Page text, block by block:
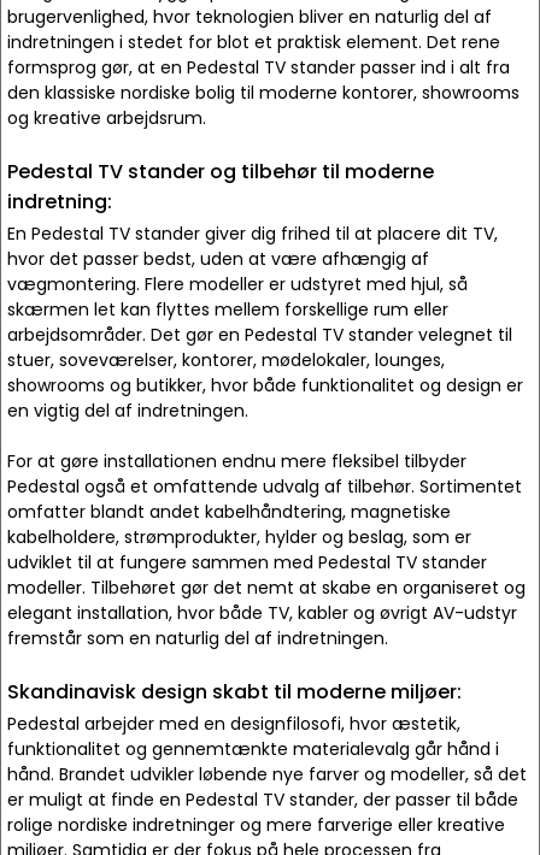
brugervenlighed, hvor teknologien bliver en naturlig del af
indretningen i stedet for blot et praktisk element. Det rene
formsprog gør, at en Pedestal TV stander passer ind i alt fra
den klassiske nordiske bolig til moderne kontorer, showrooms
og kreative arbejdsrum.
Pedestal TV stander og tilbehør til moderne
indretning:
En Pedestal TV stander giver dig frihed til at placere dit TV,
hvor det passer bedst, uden at være afhængig af
vægmontering. Flere modeller er udstyret med hjul, så
skærmen let kan flyttes mellem forskellige rum eller
arbejdsområder. Det gør en Pedestal TV stander velegnet til
stuer, soveværelser, kontorer, mødelokaler, lounges,
showrooms og butikker, hvor både funktionalitet og design er
en vigtig del af indretningen.
For at gøre installationen endnu mere fleksibel tilbyder
Pedestal også et omfattende udvalg af tilbehør. Sortimentet
omfatter blandt andet kabelhåndtering, magnetiske
kabelholdere, strømprodukter, hylder og beslag, som er
udviklet til at fungere sammen med Pedestal TV stander
modeller. Tilbehøret gør det nemt at skabe en organiseret og
elegant installation, hvor både TV, kabler og øvrigt AV-udstyr
fremstår som en naturlig del af indretningen.
Skandinavisk design skabt til moderne miljøer:
Pedestal arbejder med en designfilosofi, hvor æstetik,
funktionalitet og gennemtænkte materialevalg går hånd i
hånd. Brandet udvikler løbende nye farver og modeller, så det
er muligt at finde en Pedestal TV stander, der passer til både
rolige nordiske indretninger og mere farverige eller kreative
miljøer. Samtidig er der fokus på hele processen fra